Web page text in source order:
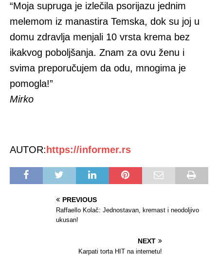
“Moja supruga je izlečila psorijazu jednim
melemom iz manastira Temska, dok su joj u
domu zdravlja menjali 10 vrsta krema bez
ikakvog poboljšanja. Znam za ovu ženu i
svima preporučujem da odu, mnogima je
pomogla!”
Mirko
AUTOR: https://informer.rs
PREVIOUS
Raffaello Kolač: Jednostavan, kremast i neodoljivo
ukusan!
NEXT
Karpati torta HIT na internetu!